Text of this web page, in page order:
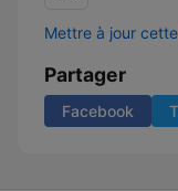
Mettre à jour
Partager
Facebook